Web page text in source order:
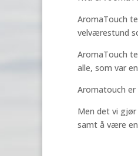
AromaTouch
velværestund
AromaTouch
alle, som var
Aromatouch er
Men det vi
samt å være